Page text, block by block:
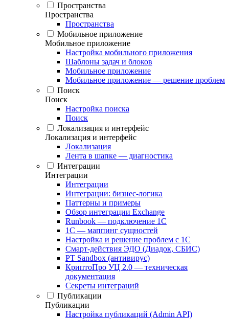
Пространства
Пространства
Пространства
Мобильное приложение
Мобильное приложение
Настройка мобильного приложения
Шаблоны задач и блоков
Мобильное приложение
Мобильное приложение — решение проблем
Поиск
Поиск
Настройка поиска
Поиск
Локализация и интерфейс
Локализация и интерфейс
Локализация
Лента в шапке — диагностика
Интеграции
Интеграции
Интеграции
Интеграции: бизнес-логика
Паттерны и примеры
Обзор интеграции Exchange
Runbook — подключение 1С
1С — маппинг сущностей
Настройка и решение проблем с 1С
Смарт-действия ЭДО (Диадок, СБИС)
PT Sandbox (антивирус)
КриптоПро УЦ 2.0 — техническая
документация
Секреты интеграций
Публикации
Публикации
Настройка публикаций (Admin API)